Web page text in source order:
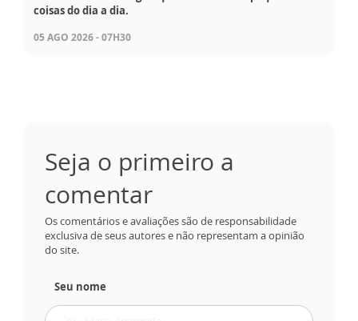
coisas do dia a dia.
05 AGO 2026 - 07H30
Seja o primeiro a
comentar
Os comentários e avaliações são de responsabilidade
exclusiva de seus autores e não representam a opinião
do site.
Seu nome